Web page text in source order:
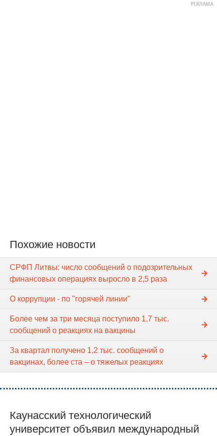
Похожие новости
СРФП Литвы: число сообщений о подозрительных
финансовых операциях выросло в 2,5 раза
О коррупции - по "горячей линии"
Более чем за три месяца поступило 1,7 тыс.
сообщений о реакциях на вакцины
За квартал получено 1,2 тыс. сообщений о
вакцинах, более ста – о тяжелых реакциях
Каунасский технологический
университет объявил международный